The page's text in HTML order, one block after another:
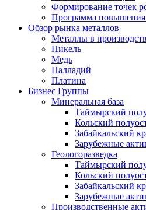
Формирование точек
Программа повышения
Обзор рынка металлов
Металлы в
Никель
Медь
Палладий
Платина
Бизнес Группы
Минеральная база
Таймырский
Кольский
Забайкальский
Зарубежные
Геологоразведка
Таймырский
Кольский
Забайкальский
Зарубежные
Производственные